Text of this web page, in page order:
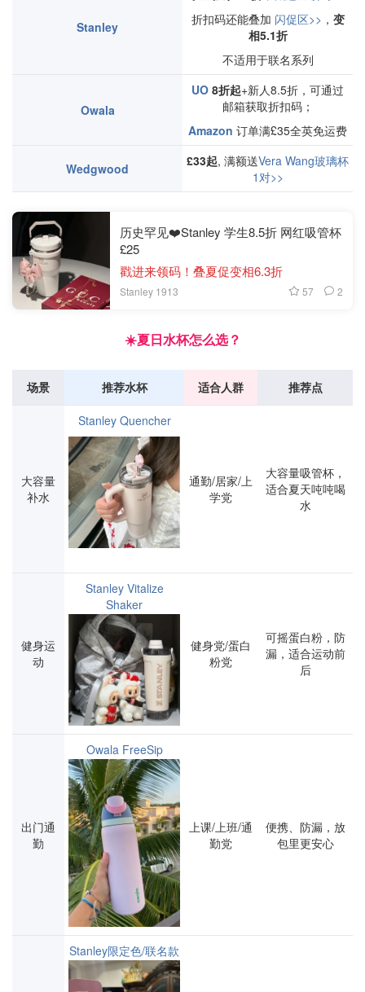
Stanley
折扣码还能叠加 闪促区>> ， 变
相5.1折
不适用于联名系列
Owala
UO 8折起+新人8.5折，可通过
邮箱获取折扣码；
Amazon 订单满£35全英免运费
Wedgwood £33起, 满额送Vera Wang玻璃杯
1对>>
历史罕见❤️Stanley 学生8.5折 网红吸管杯
£25
戳进来领码！叠夏促变相6.3折
Stanley 1913 57 2
☀️夏日水杯怎么选？
场景 推荐水杯 适合人群 推荐点
大容量
补水
Stanley Quencher
通勤/居家/上
学党
大容量吸管杯，
适合夏天吨吨喝
水
健身运
动
Stanley Vitalize
Shaker
健身党/蛋白
粉党
可摇蛋白粉，防
漏，适合运动前
后
出门通
勤
Owala FreeSip
上课/上班/通
勤党
便携、防漏，放
包里更安心
Stanley限定色/联名款